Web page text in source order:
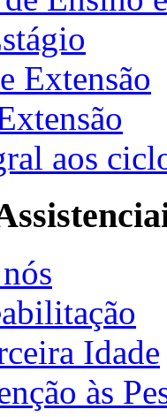
Extensão
aos
Idade
às